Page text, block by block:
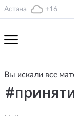
Астана +16
Вы искали все